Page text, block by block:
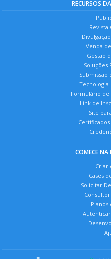
RECURSOS
Revista
Venda
Gestão
Soluções
Submissão
Tecnologia
Formulário de
Link de
Site
COMECE
Criar
Cases
Solicitar
Planos